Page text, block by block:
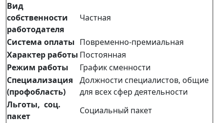
Вид
собственности
работодателя
Частная
Система оплаты Повременно-премиальная
Характер работы Постоянная
Режим работы
График сменности
Специализация
(профобласть)
Должности специалистов, общие
для всех сфер деятельности
Льготы, соц.
пакет
Социальный пакет